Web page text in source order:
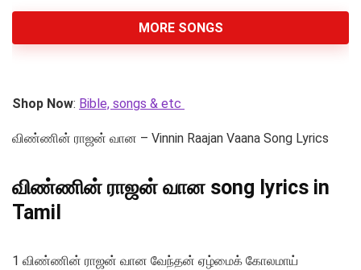
MORE SONGS
Shop Now: Bible, songs & etc
விண்ணின் ராஜன் வான – Vinnin Raajan Vaana Song Lyrics
விண்ணின் ராஜன் வான song lyrics in
Tamil
1 விண்ணின் ராஜன் வான வேந்தன் ஏழ்மைக் கோலமாய்